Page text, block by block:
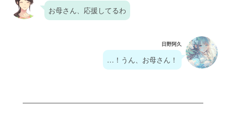
お母さん、応援してるわ
日野阿久
…！うん、お母さん！